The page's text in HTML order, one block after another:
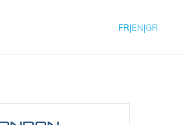
FR|EN|GR